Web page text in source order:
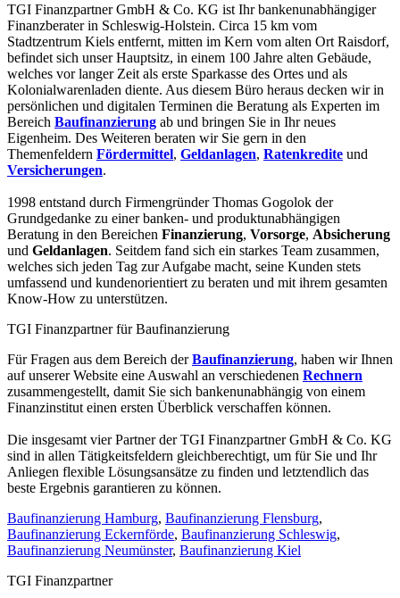
TGI Finanzpartner GmbH & Co. KG ist Ihr bankenunabhängiger
Finanzberater in Schleswig-Holstein. Circa 15 km vom
Stadtzentrum Kiels entfernt, mitten im Kern vom alten Ort Raisdorf,
befindet sich unser Hauptsitz, in einem 100 Jahre alten Gebäude,
welches vor langer Zeit als erste Sparkasse des Ortes und als
Kolonialwarenladen diente. Aus diesem Büro heraus decken wir in
persönlichen und digitalen Terminen die Beratung als Experten im
Bereich Baufinanzierung ab und bringen Sie in Ihr neues
Eigenheim. Des Weiteren beraten wir Sie gern in den
Themenfeldern Fördermittel, Geldanlagen, Ratenkredite und
Versicherungen.
1998 entstand durch Firmengründer Thomas Gogolok der
Grundgedanke zu einer banken- und produktunabhängigen
Beratung in den Bereichen Finanzierung, Vorsorge, Absicherung
und Geldanlagen. Seitdem fand sich ein starkes Team zusammen,
welches sich jeden Tag zur Aufgabe macht, seine Kunden stets
umfassend und kundenorientiert zu beraten und mit ihrem gesamten
Know-How zu unterstützen.
TGI Finanzpartner für Baufinanzierung
Für Fragen aus dem Bereich derBaufinanzierung, haben wir Ihnen
auf unserer Website eine Auswahl an verschiedenen Rechnern
zusammengestellt, damit Sie sich bankenunabhängig von einem
Finanzinstitut einen ersten Überblick verschaffen können.
Die insgesamt vier Partner der TGI Finanzpartner GmbH & Co. KG
sind in allen Tätigkeitsfeldern gleichberechtigt, um für Sie und Ihr
Anliegen flexible Lösungsansätze zu finden und letztendlich das
beste Ergebnis garantieren zu können.
Baufinanzierung Hamburg, Baufinanzierung Flensburg,
Baufinanzierung Eckernförde, Baufinanzierung Schleswig,
Baufinanzierung Neumünster, Baufinanzierung Kiel
TGI Finanzpartner